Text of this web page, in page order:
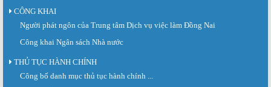
CÔNG KHAI
Người phát ngôn của Trung tâm Dịch vụ việc làm Đồng Nai
Công khai Ngân sách Nhà nước
THỦ TỤC HÀNH CHÍNH
Công bố danh mục thủ tục hành chính ...
Sàn giao dịch việc làm lần thứ 08 năm 2026: Hơn 4.300 cơ hội...